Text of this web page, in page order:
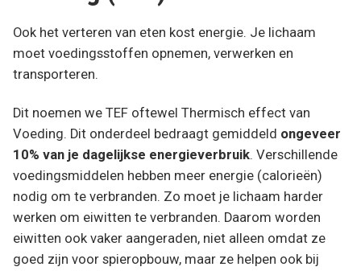
Ook het verteren van eten kost energie. Je lichaam
moet voedingsstoffen opnemen, verwerken en
transporteren.
Dit noemen we TEF oftewel Thermisch effect van
Voeding. Dit onderdeel bedraagt gemiddeld ongeveer
10% van je dagelijkse energieverbruik. Verschillende
voedingsmiddelen hebben meer energie (calorieën)
nodig om te verbranden. Zo moet je lichaam harder
werken om eiwitten te verbranden. Daarom worden
eiwitten ook vaker aangeraden, niet alleen omdat ze
goed zijn voor spieropbouw, maar ze helpen ook bij